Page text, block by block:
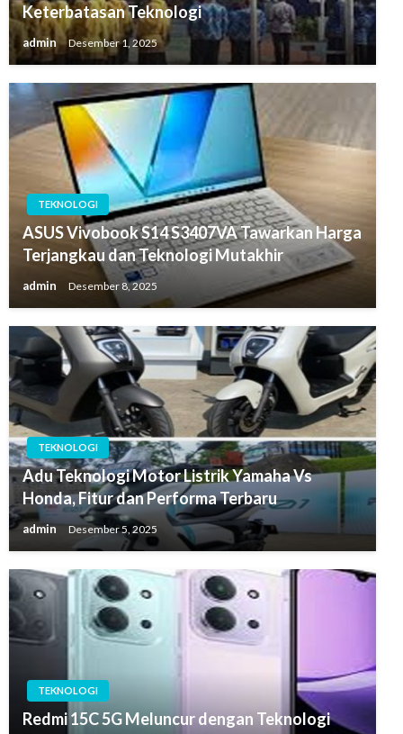
Keterbatasan Teknologi
admin Desember 1, 2025
TEKNOLOGI
ASUS Vivobook S14 S3407VA Tawarkan Harga
Terjangkau dan Teknologi Mutakhir
admin Desember 8, 2025
TEKNOLOGI
Adu Teknologi Motor Listrik Yamaha Vs
Honda, Fitur dan Performa Terbaru
admin Desember 5, 2025
TEKNOLOGI
Redmi 15C 5G Meluncur dengan Teknologi